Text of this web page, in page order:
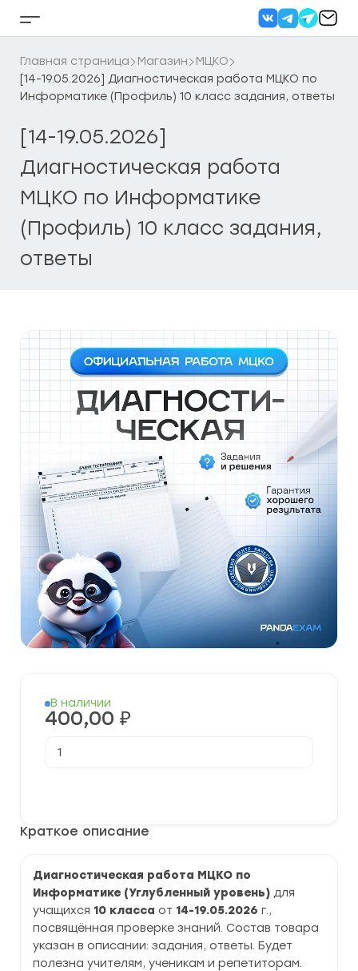
Кнопка
бокового
меню
Главная страница Магазин
МЦКО
[14-19.05.2026] Диагностическая работа МЦКО по
Информатике (Профиль) 10 класс задания, ответы
[14-19.05.2026]
Диагностическая работа
МЦКО по Информатике
(Профиль) 10 класс задания,
ответы
Краткое описание
Диагностическая работа МЦКО по
Информатике (Углубленный уровень) для
учащихся 10 класса от 14-19.05.2026 г.,
посвящённая проверке знаний. Состав товара
указан в описании: задания, ответы. Будет
полезна учителям, ученикам и репетиторам.
В наличии
400,00 ₽
товара
по
10
класс
задания,
ответы